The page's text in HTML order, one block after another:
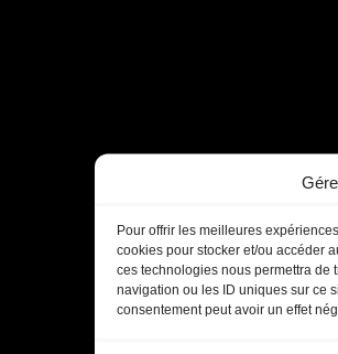
Pour offrir les meilleures
cookies pour stocker et/ou accéder
ces technologies nous permettra de
navigation ou les ID uniques sur ce
consentement peut avoir un effet